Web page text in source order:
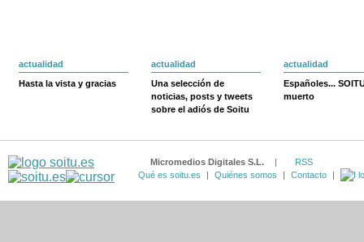
actualidad
Hasta la vista y gracias
actualidad
Una selección de
noticias, posts y tweets
sobre el adiós de Soitu
actualidad
Españoles...
muerto
Micromedios Digitales S.L. |
RSS
Qué es soitu.es
| Quiénes somos | Contacto |